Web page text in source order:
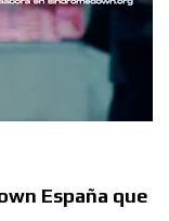
España que